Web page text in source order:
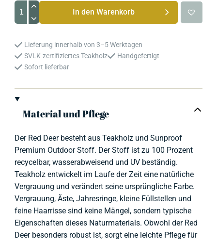
Red
Deer
Tragbarer
Menge
In den Warenkorb
Lieferung innerhalb von 3–5 Werktagen
SVLK-zertifiziertes Teakholz
Handgefertigt
Sofort lieferbar
Material und Pflege
Der Red Deer besteht aus Teakholz und Sunproof
Premium Outdoor Stoff. Der Stoff ist zu 100 Prozent
recycelbar, wasserabweisend und UV beständig.
Teakholz entwickelt im Laufe der Zeit eine natürliche
Vergrauung und verändert seine ursprüngliche Farbe.
Vergrauung, Äste, Jahresringe, kleine Füllstellen und
feine Haarrisse sind keine Mängel, sondern typische
Eigenschaften dieses Naturmaterials. Obwohl der Red
Deer besonders robust ist, sorgt eine leichte Pflege für